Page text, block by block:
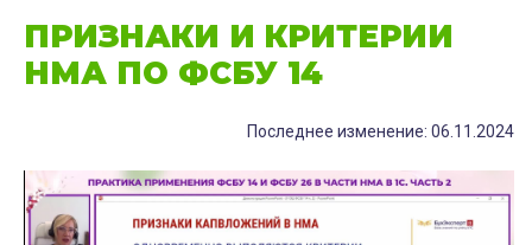
ПРИЗНАКИ И КРИТЕРИИ
НМА ПО ФСБУ 14
Последнее изменение: 06.11.2024